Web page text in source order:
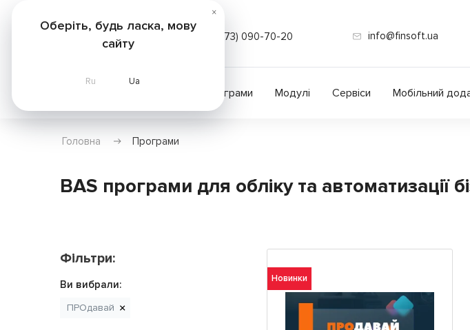
(073) 090-70-20 info@finsoft.ua
Програми Модулі Сервіси Мобільний
Головна Програми
BAS програми для обліку та автоматизації
Фільтри:
Ви вибрали:
ПРОдавай
Новинки
×
Оберіть, будь ласка, мову
сайту
Ru Ua